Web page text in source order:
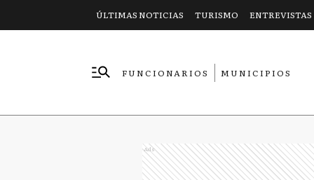
ÚLTIMAS NOTICIAS TURISMO ENTREVISTAS
FUNCIONARIOS
MUNICIPIOS
Ads